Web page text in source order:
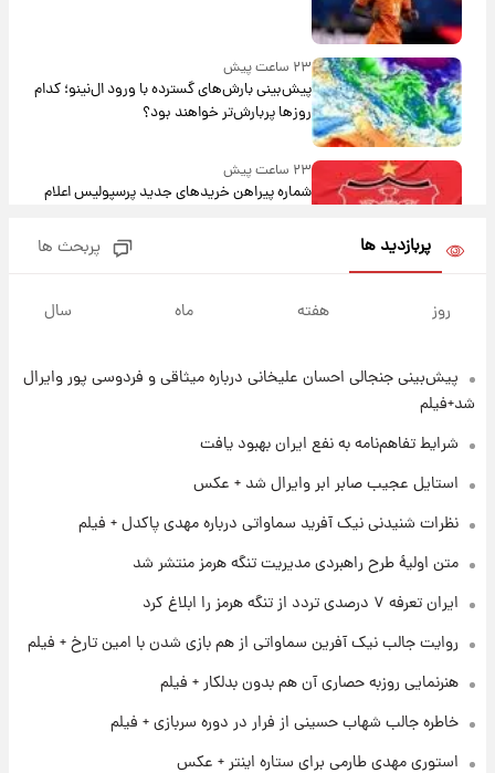
۲۳ ساعت پیش
پیش‌بینی بارش‌های گسترده با ورود ال‌نینو؛ کدام
روزها پربارش‌تر خواهند بود؟
۲۳ ساعت پیش
شماره پیراهن خریدهای جدید پرسپولیس اعلام
شد+فیلم
۱ روز پیش
۱ روز پیش
شارژ جدید کالابرگ برای سه دهک؛ جزئیات اعلام
۱ روز پیش
شرایط تازه فروش اقساطی سایپا اعلام شد؛
شاهین، کوییک، اطلس، سهند و ساینا با اقساط
بلندمدت + جدول
پربازدید ها پربحث ها
روز هفته ماه سال
پیش‌بینی جنجالی احسان علیخانی درباره میثاقی و فردوسی پور وایرال
شد+فیلم
شرایط تفاهم‌نامه به نفع ایران بهبود یافت
استایل عجیب صابر ابر وایرال شد + عکس
نظرات شنیدنی نیک آفرید سماواتی درباره مهدی پاکدل + فیلم
متن اولیۀ طرح راهبردی مدیریت تنگه هرمز منتشر شد
ایران تعرفه ۷ درصدی تردد از تنگه هرمز را ابلاغ کرد
روایت جالب نیک آفرین سماواتی از هم بازی شدن با امین تارخ + فیلم
هنرنمایی روزبه حصاری آن هم بدون بدلکار + فیلم
خاطره جالب شهاب حسینی از فرار در دوره سربازی + فیلم
استوری مهدی طارمی برای ستاره اینتر + عکس